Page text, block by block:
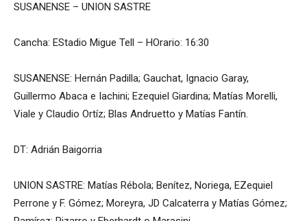
SUSANENSE – UNION SASTRE
Cancha: EStadio Migue Tell – HOrario: 16:30
SUSANENSE: Hernán Padilla; Gauchat, Ignacio Garay,
Guillermo Abaca e Iachini; Ezequiel Giardina; Matías Morelli,
Viale y Claudio Ortíz; Blas Andruetto y Matías Fantín.
DT: Adrián Baigorria
UNION SASTRE: Matías Rébola; Benítez, Noriega, EZequiel
Perrone y F. Gómez; Moreyra, JD Calcaterra y Matías Gómez;